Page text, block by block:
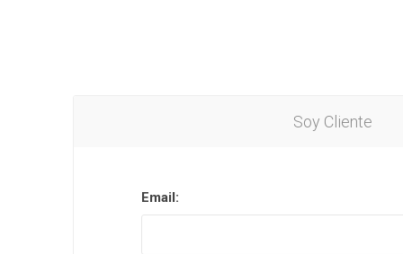
Soy Cliente
Email: